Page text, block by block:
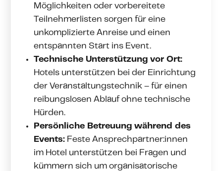
Möglichkeiten oder vorbereitete
Teilnehmerlisten sorgen für eine
unkomplizierte Anreise und einen
entspannten Start ins Event.
Technische Unterstützung vor Ort:
Hotels unterstützen bei der Einrichtung
der Veranstaltungstechnik – für einen
reibungslosen Ablauf ohne technische
Hürden.
Persönliche Betreuung während des
Events: Feste Ansprechpartner:innen
im Hotel unterstützen bei Fragen und
kümmern sich um organisatorische